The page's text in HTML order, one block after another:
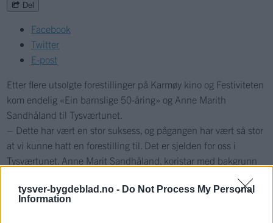
tysver-bygdeblad.no - Do Not Process My Personal
Information
Del
Facebook
Twitter
E-post
Etter flere utsolgte forestillinger på Karmøy kino og Festiviteten
kom endelig «Ein barnslige 50-åring» og Anne Marith
Sandhåland til Tysværtunet.
– Dette har vært en stor suksess, og pågangen har vært så stor
at vi kunne hatt en forestilling til. Det er sjelden for oss i
Tysværtunet. Anne Marit Sandhåland, koristar med bakgrunn
frå Voice of Joy og Leiv Finne på tangentar serverte godbiter på
rekke og rad for nesten 800 publikummere i Aksdal.